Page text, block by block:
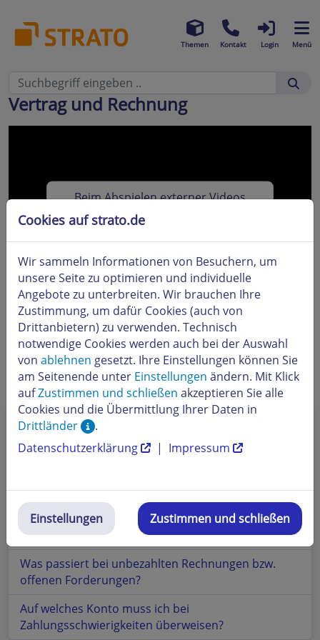
Themen Kontakt Login Menü
Vertrag und Rechnung
Beim Abspielen externer Videos
werden Daten an YouTube übertragen.
Dazu benötigen wir Ihre Zustimmung.
Weitere Informationen finden Sie in
unsererDatenschutzerklärung
Zustimmen
Beliebte Themen
Wie kann ich kündigen?
Wo kann ich meine Rechnungen einsehen?
Wo finde ich meine Kundennummer?
Wo finde ich meine Rechnungsnummer?
Was passiert bei unbezahlten Rechnungen bzw.
offenen Forderungen?
Auf welches Konto muss ich bei
Zahlungsschwierigkeiten überweisen?
Cookies auf strato.de
Wir sammeln Informationen von Besuchern, um
unsere Seite zu optimieren und individuelle
Angebote zu unterbreiten. Wir brauchen Ihre
Zustimmung, um dafür Cookies (auch von
Drittanbietern) zu verwenden. Technisch
notwendige Cookies werden auch bei der Auswahl
von ablehnen gesetzt. Ihre Einstellungen können Sie
am Seitenende unter Einstellungen ändern. Mit Klick
aufZustimmen und schließen akzeptieren Sie alle
Cookies und die Übermittlung Ihrer Daten in
Drittländer
.
Datenschutzerklärung
| Impressum
Einstellungen Zustimmen und schließen